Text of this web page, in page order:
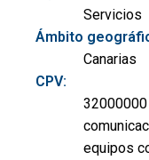
Servicios
Ámbito
Canarias
CPV:
equipos